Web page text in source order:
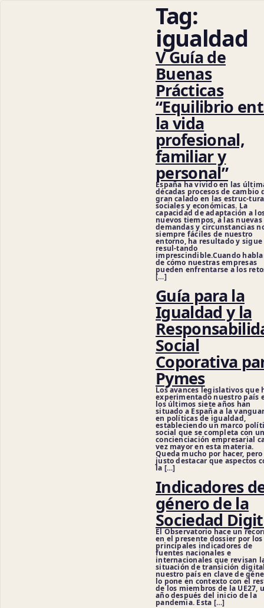
Tag:
igualdad
V Guía de
Buenas
Prácticas
“Equilibrio
la vida
profesional,
familiar y
personal”
España ha vivido en las
décadas procesos de cambio
gran calado en las estruc-
sociales y económicas. La
capacidad de adaptación a
nuevos tiempos, a las nuevas
demandas y circunstancias
siempre fáciles de nuestro
entorno, ha resultado y sigue
resul-tando
imprescindible.Cuando
de cómo nuestras empresas
pueden enfrentarse a los
[…]
Guía para la
Igualdad y la
Social
Coporativa
Pymes
Los avances legislativos que
experimentado nuestro país
los últimos siete años han
situado a España a la
en políticas de igualdad,
estableciendo un marco
social que se completa con
concienciación empresarial
vez mayor en esta materia.
Queda mucho por hacer, pero
justo destacar que aspectos
la […]
Indicadores
género de la
Sociedad
El Observatorio hace un
en el presente dossier por los
principales indicadores de
fuentes nacionales e
internacionales que revisan
situación de transición
nuestro país en clave de
lo pone en contexto con el
de los miembros de la UE27,
año después del inicio de la
pandemia. Esta […]